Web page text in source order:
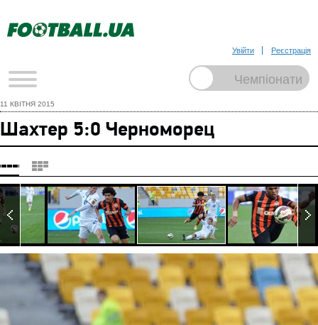
Увійти Реєстрація
11 КВІТНЯ 2015
Шахтер 5:0 Черноморец